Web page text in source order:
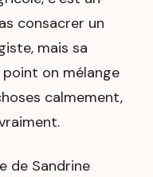
consacrer un
mais sa
point on mélange
calmement,
de Sandrine